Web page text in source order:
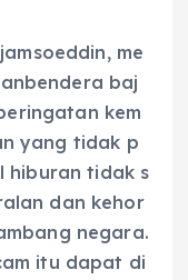
me
baj
kem
yang tidak p
hiburan tidak s
dan kehor
negara.
itu dapat di